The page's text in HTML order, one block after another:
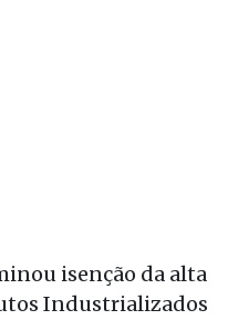
isenção da alta
Industrializados